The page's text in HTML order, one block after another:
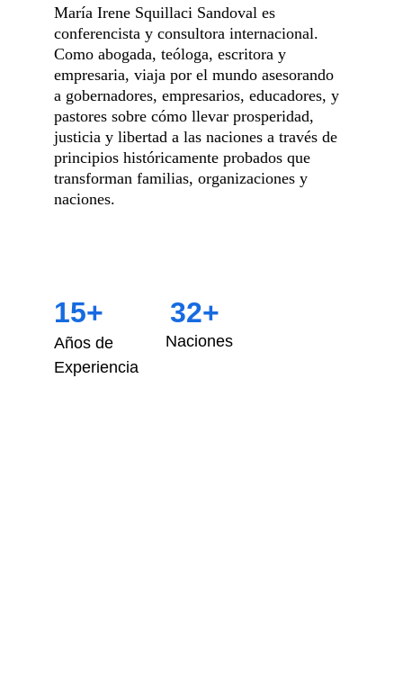
María Irene Squillaci Sandoval es
conferencista y consultora internacional.
Como abogada, teóloga, escritora y
empresaria, viaja por el mundo asesorando
a gobernadores, empresarios, educadores, y
pastores sobre cómo llevar prosperidad,
justicia y libertad a las naciones a través de
principios históricamente probados que
transforman familias, organizaciones y
naciones.
15+
Años de
Experiencia
Naciones
32+